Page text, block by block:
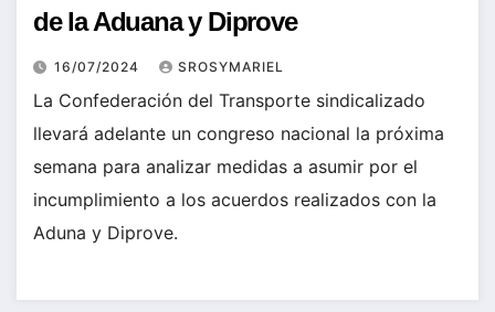
de la Aduana y Diprove
16/07/2024 SROSYMARIEL
La Confederación del Transporte sindicalizado
llevará adelante un congreso nacional la próxima
semana para analizar medidas a asumir por el
incumplimiento a los acuerdos realizados con la
Aduna y Diprove.